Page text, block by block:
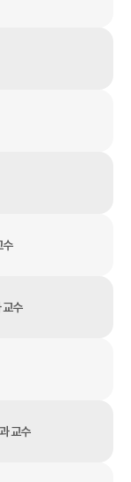
수
교수
교수